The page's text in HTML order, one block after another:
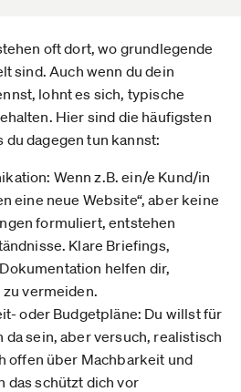
oft dort, wo grundlegende
sind. Auch wenn du dein
lohnt es sich, typische
Hier sind die häufigsten
dagegen tun kannst:
Wenn z.B. ein/e Kund/in
eine neue Website“, aber keine
formuliert, entstehen
Klare Briefings,
helfen dir,
vermeiden.
oder Budgetpläne: Du willst für
da sein, aber versuch, realistisch
offen über Machbarkeit und
das schützt dich vor